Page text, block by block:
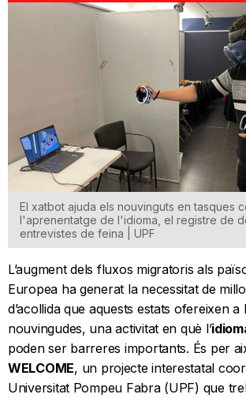
El xatbot ajuda els nouvinguts en tasques
l'aprenentatge de l'idioma, el registre de
entrevistes de feina | UPF
L’augment dels fluxos migratoris als
Europea ha generat la necessitat de
d’acollida que aquests estats ofereixen a
nouvingudes, una activitat en què l’
poden ser barreres importants. És per
WELCOME, un projecte interestatal
Universitat Pompeu Fabra (UPF) que